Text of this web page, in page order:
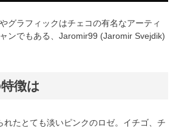
グラフィックはチェコの有名なアーティ
ンでもある、Jaromir99 (Jaromir Svejdik)
徴は
れたとても淡いピンクのロゼ。イチゴ、チ